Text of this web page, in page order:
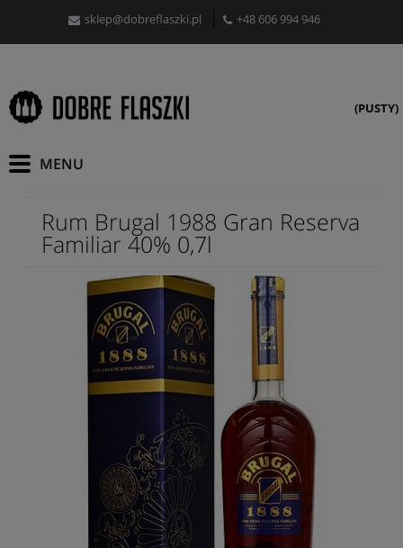
sklep@dobreflaszki.pl +48 606 994 946
(PUSTY)
Rum Brugal 1988 Gran Reserva
Familiar 40% 0,7l